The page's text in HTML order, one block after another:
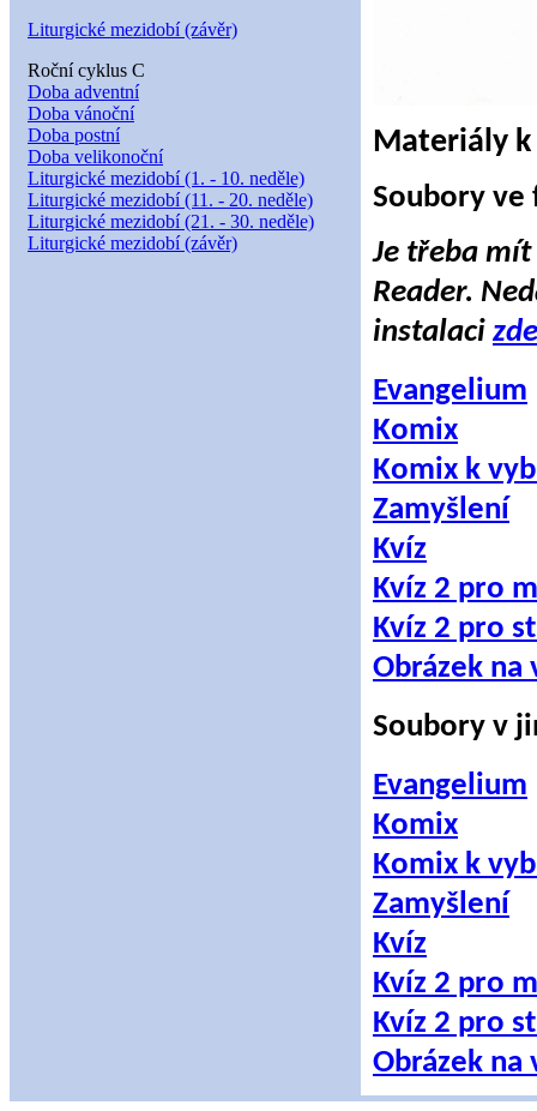
Liturgické mezidobí (závěr)
Roční cyklus C
Doba adventní
Doba vánoční
Doba postní
Doba velikonoční
Liturgické mezidobí (1. - 10. neděle)
Liturgické mezidobí (11. - 20. neděle)
Liturgické mezidobí (21. - 30. neděle)
Liturgické mezidobí (závěr)
Materiály k
Soubory ve
Je třeba
Reader.
instalaci zde
Evangelium
Komix
Komix k
Zamyšlení
Kvíz
Kvíz 2 pro
Kvíz 2 pro
Obrázek na
Soubory v
Evangelium
Komix
Komix k
Zamyšlení
Kvíz
Kvíz 2 pro
Kvíz 2 pro
Obrázek na